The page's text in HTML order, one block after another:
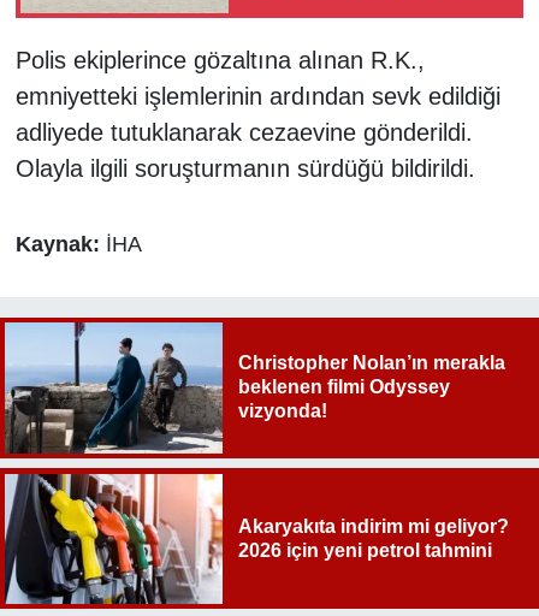
Polis ekiplerince gözaltına alınan R.K.,
emniyetteki işlemlerinin ardından sevk edildiği
adliyede tutuklanarak cezaevine gönderildi.
Olayla ilgili soruşturmanın sürdüğü bildirildi.
Kaynak: İHA
Christopher Nolan’ın merakla
beklenen filmi Odyssey
vizyonda!
Akaryakıta indirim mi geliyor?
2026 için yeni petrol tahmini